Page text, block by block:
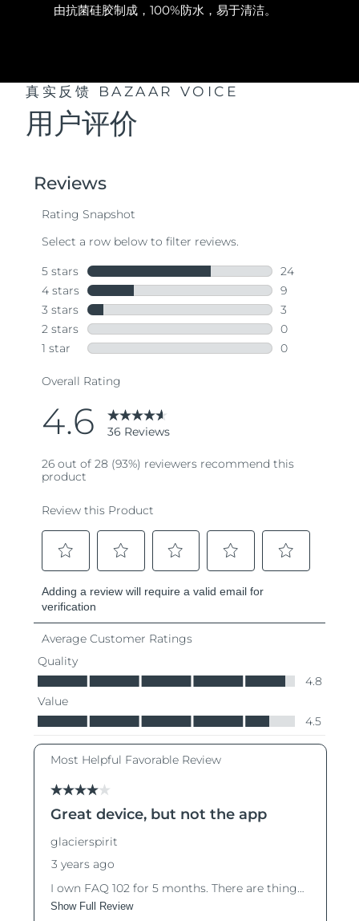
由抗菌硅胶制成，100%防水，易于清洁。
真实反馈 BAZAAR VOICE
用户评价